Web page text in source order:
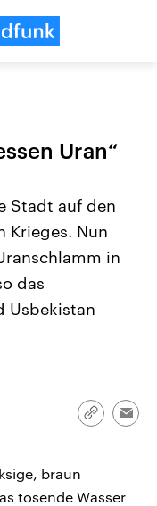
die Vereinigten
mit großem Einfluss auf
aktuelle Weltgeschehen.
Uran“
Stadt auf den
Krieges. Nun
in
das
Usbekistan
Link
braun
tosende Wasser